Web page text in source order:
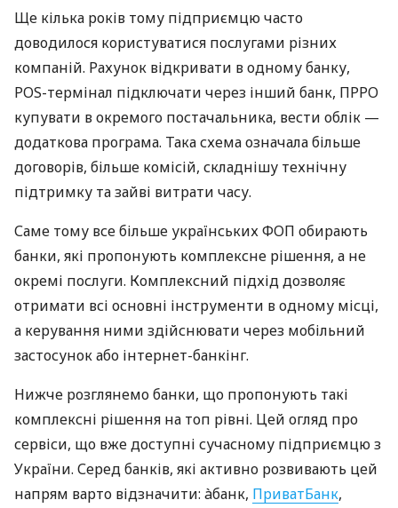
Ще кілька років тому підприємцю часто
доводилося користуватися послугами різних
компаній. Рахунок відкривати в одному банку,
POS-термінал підключати через інший банк, ПРРО
купувати в окремого постачальника, вести облік —
додаткова програма. Така схема означала більше
договорів, більше комісій, складнішу технічну
підтримку та зайві витрати часу.
Саме тому все більше українських ФОП обирають
банки, які пропонують комплексне рішення, а не
окремі послуги. Комплексний підхід дозволяє
отримати всі основні інструменти в одному місці,
а керування ними здійснювати через мобільний
застосунок або інтернет-банкінг.
Нижче розглянемо банки, що пропонують такі
комплексні рішення на топ рівні. Цей огляд про
сервіси, що вже доступні сучасному підприємцю з
України. Серед банків, які активно розвивають цей
напрям варто відзначити: àбанк, ПриватБанк,